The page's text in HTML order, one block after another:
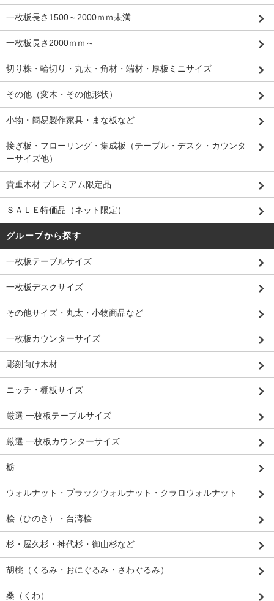
一枚板長さ1500～2000ｍｍ未満
一枚板長さ2000ｍｍ～
切り株・輪切り・丸太・角材・端材・厚板ミニサイズ
その他（変木・その他形状）
小物・簡易製作家具・まな板など
接ぎ板・フローリング・集成板（テーブル・デスク・カウンタ
ーサイズ他）
貴重木材 プレミアム限定品
ＳＡＬＥ特価品（ネット限定）
グループから探す
一枚板テーブルサイズ
一枚板デスクサイズ
その他サイズ・丸太・小物商品など
一枚板カウンターサイズ
彫刻向け木材
ニッチ・棚板サイズ
厳選 一枚板テーブルサイズ
厳選 一枚板カウンターサイズ
栃
ウォルナット・ブラックウォルナット・クラロウォルナット
桧（ひのき）・台湾桧
杉・屋久杉・神代杉・御山杉など
胡桃（くるみ・おにぐるみ・さわぐるみ）
桑（くわ）